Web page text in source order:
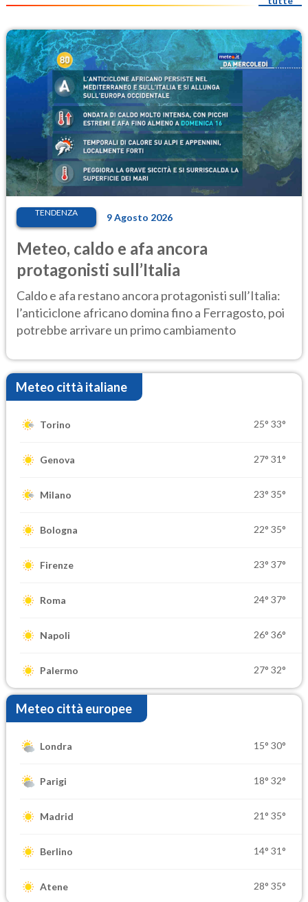
TENDENZA 9 Agosto 2026
Meteo, caldo e afa ancora
protagonisti sull’Italia
Caldo e afa restano ancora protagonisti sull’Italia:
l’anticiclone africano domina fino a Ferragosto, poi
potrebbe arrivare un primo cambiamento
Meteo città italiane
Torino 25° 33°
Genova 27° 31°
Milano 23° 35°
Bologna 22° 35°
Firenze 23° 37°
Roma 24° 37°
Napoli 26° 36°
Palermo 27° 32°
Meteo città europee
Londra 15° 30°
Parigi 18° 32°
Madrid 21° 35°
Berlino 14° 31°
Atene 28° 35°